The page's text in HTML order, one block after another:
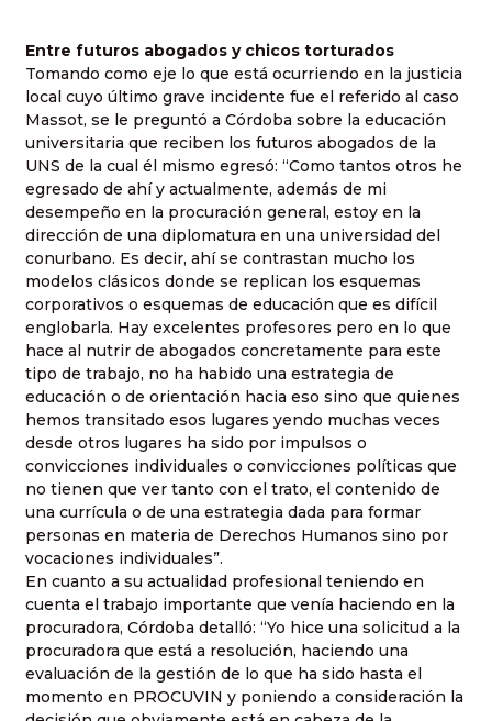
Entre futuros abogados y chicos torturados
Tomando como eje lo que está ocurriendo en la justicia
local cuyo último grave incidente fue el referido al caso
Massot, se le preguntó a Córdoba sobre la educación
universitaria que reciben los futuros abogados de la
UNS de la cual él mismo egresó: “Como tantos otros he
egresado de ahí y actualmente, además de mi
desempeño en la procuración general, estoy en la
dirección de una diplomatura en una universidad del
conurbano. Es decir, ahí se contrastan mucho los
modelos clásicos donde se replican los esquemas
corporativos o esquemas de educación que es difícil
englobarla. Hay excelentes profesores pero en lo que
hace al nutrir de abogados concretamente para este
tipo de trabajo, no ha habido una estrategia de
educación o de orientación hacia eso sino que quienes
hemos transitado esos lugares yendo muchas veces
desde otros lugares ha sido por impulsos o
convicciones individuales o convicciones políticas que
no tienen que ver tanto con el trato, el contenido de
una currícula o de una estrategia dada para formar
personas en materia de Derechos Humanos sino por
vocaciones individuales”.
En cuanto a su actualidad profesional teniendo en
cuenta el trabajo importante que venía haciendo en la
procuradora, Córdoba detalló: “Yo hice una solicitud a la
procuradora que está a resolución, haciendo una
evaluación de la gestión de lo que ha sido hasta el
momento en PROCUVIN y poniendo a consideración la